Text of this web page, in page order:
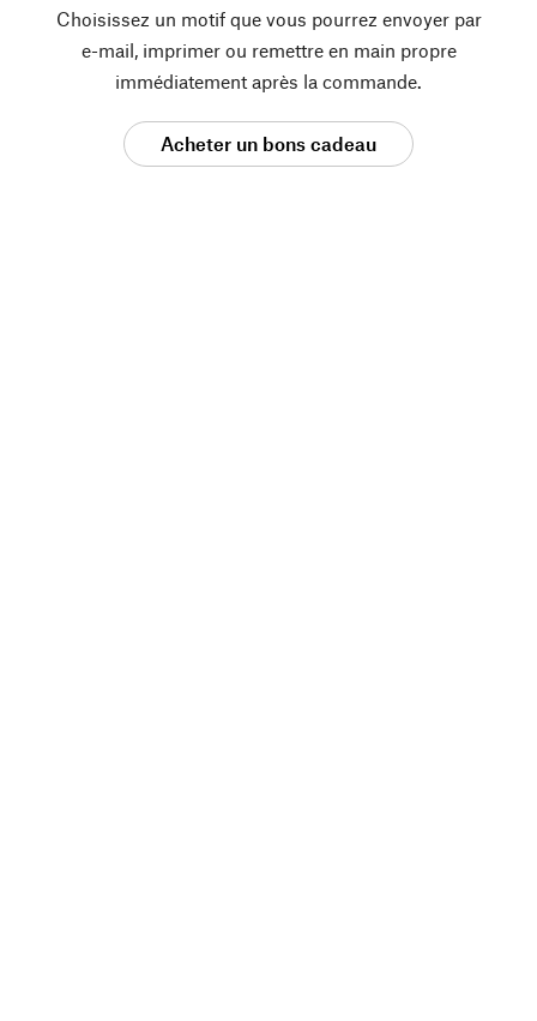
Choisissez un motif que vous pourrez envoyer par
e-mail, imprimer ou remettre en main propre
immédiatement après la commande.
Acheter un bons cadeau